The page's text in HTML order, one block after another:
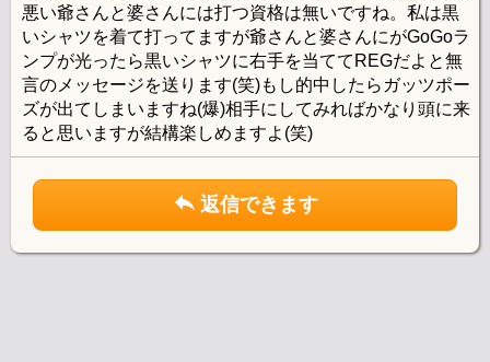
悪い爺さんと婆さんには打つ資格は無いですね。私は黒
いシャツを着て打ってますが爺さんと婆さんにがGoGoラ
ンプが光ったら黒いシャツに右手を当ててREGだよと無
言のメッセージを送ります(笑)もし的中したらガッツポー
ズが出てしまいますね(爆)相手にしてみればかなり頭に来
ると思いますが結構楽しめますよ(笑)
返信できます